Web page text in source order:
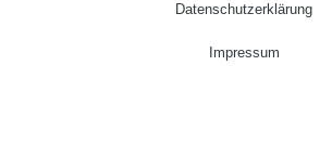
Datenschutzerklärung
Impressum